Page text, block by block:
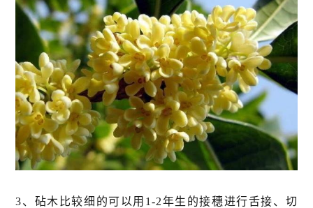
3、砧木比较细的可以用1-2年生的接穗进行舌接、切